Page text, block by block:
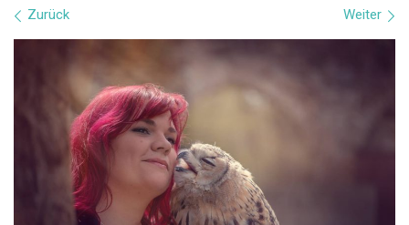
Bilder Navigation
Zurück Weiter